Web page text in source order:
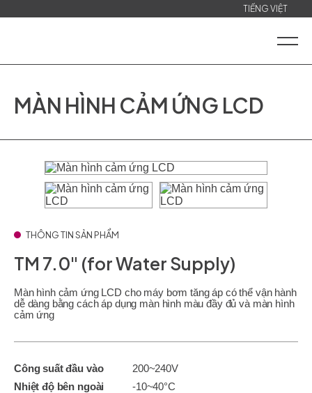
TIẾNG VIỆT
MÀN HÌNH CẢM ỨNG LCD
THÔNG TIN SẢN PHẨM
TM 7.0" (for Water Supply)
Màn hình cảm ứng LCD cho máy bơm tăng áp có thể vận hành
dễ dàng bằng cách áp dụng màn hình màu đầy đủ và màn hình
cảm ứng
Công suất đầu vào
200~240V
Nhiệt độ bên ngoài
-10~40°C